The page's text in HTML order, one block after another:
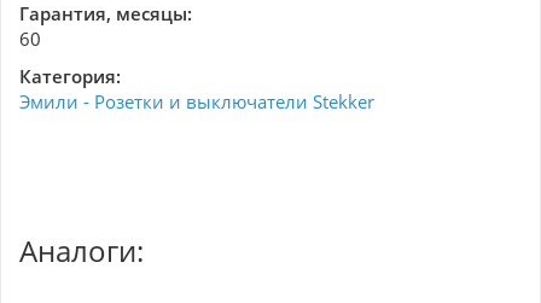
Гарантия, месяцы:
60
Категория:
Эмили - Розетки и выключатели Stekker
Аналоги: